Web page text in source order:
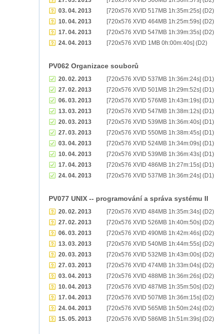
03. 04. 2013
[720x576 XVID 517MB 1h:35m:25s] (D2)
10. 04. 2013
[720x576 XVID 464MB 1h:25m:59s] (D2)
17. 04. 2013
[720x576 XVID 547MB 1h:39m:35s] (D2)
24. 04. 2013
[720x576 XVID 1MB 0h:00m:40s] (D2)
PV062 Organizace souborů
20. 02. 2013
[720x576 XVID 537MB 1h:36m:24s] (D1)
27. 02. 2013
[720x576 XVID 501MB 1h:29m:52s] (D1)
06. 03. 2013
[720x576 XVID 576MB 1h:43m:19s] (D1)
13. 03. 2013
[720x576 XVID 547MB 1h:38m:12s] (D1)
20. 03. 2013
[720x576 XVID 539MB 1h:36m:40s] (D1)
27. 03. 2013
[720x576 XVID 550MB 1h:38m:45s] (D1)
03. 04. 2013
[720x576 XVID 524MB 1h:34m:09s] (D1)
10. 04. 2013
[720x576 XVID 539MB 1h:36m:43s] (D1)
17. 04. 2013
[720x576 XVID 486MB 1h:27m:15s] (D1)
24. 04. 2013
[720x576 XVID 537MB 1h:36m:24s] (D1)
PV077 UNIX -- programování a správa systému II
20. 02. 2013
[720x576 XVID 484MB 1h:35m:34s] (D2)
27. 02. 2013
[720x576 XVID 526MB 1h:40m:50s] (D2)
06. 03. 2013
[720x576 XVID 490MB 1h:42m:46s] (D2)
13. 03. 2013
[720x576 XVID 540MB 1h:44m:55s] (D2)
20. 03. 2013
[720x576 XVID 532MB 1h:43m:00s] (D2)
27. 03. 2013
[720x576 XVID 474MB 1h:33m:04s] (D2)
03. 04. 2013
[720x576 XVID 488MB 1h:36m:26s] (D2)
10. 04. 2013
[720x576 XVID 487MB 1h:35m:50s] (D2)
17. 04. 2013
[720x576 XVID 507MB 1h:36m:15s] (D2)
24. 04. 2013
[720x576 XVID 565MB 1h:50m:24s] (D2)
15. 05. 2013
[720x576 XVID 586MB 1h:51m:39s] (D2)